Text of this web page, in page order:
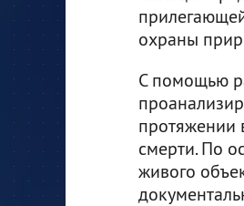
охраны
С помощью
протяжении
смерти. По
живого